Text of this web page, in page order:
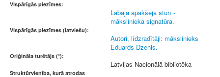
Vispārīgās piezīmes:
Labajā apakšējā stūrī -
mākslinieka signatūra.
Vispārīgās piezīmes (latviešu):
Autori, līdzradītāji: mākslinieks
Eduards Dzenis.
Oriģināla turētājs (*):
Latvijas Nacionālā bibliotēka
Struktūrvienība, kurā atrodas